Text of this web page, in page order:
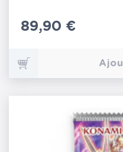
Prix
89,90 €